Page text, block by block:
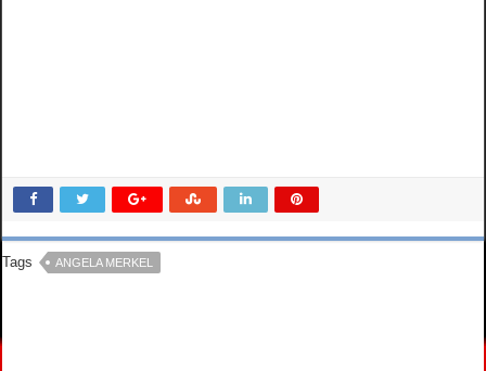
Tags ANGELA MERKEL